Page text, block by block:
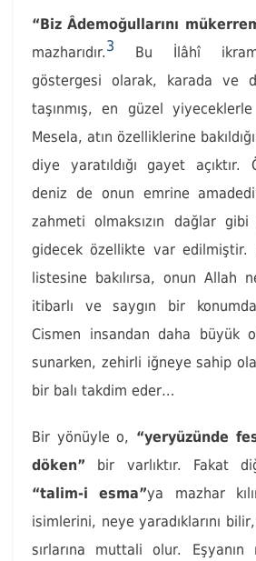
“Biz Âdemoğullarını
mazharıdır.3 Bu İlâhî
göstergesi olarak, karada ve
taşınmış, en güzel yiyeceklerle
Mesela, atın özelliklerine
diye yaratıldığı gayet
deniz de onun emrine
zahmeti olmaksızın dağlar
gidecek özellikte var edilmiştir.
listesine bakılırsa, onun Allah
itibarlı ve saygın bir
Cismen insandan daha büyük
sunarken, zehirli iğneye sahip
bir balı takdim eder…
Bir yönüyle o, “yeryüzünde
döken” bir varlıktır. Fakat
“talim-i esma”ya mazhar
isimlerini, neye yaradıklarını
sırlarına muttali olur. Eşyanın